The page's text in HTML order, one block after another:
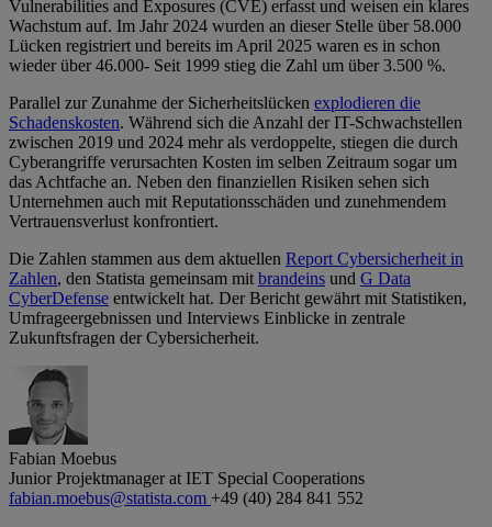
Vulnerabilities and Exposures (CVE) erfasst und weisen ein klares
Wachstum auf. Im Jahr 2024 wurden an dieser Stelle über 58.000
Lücken registriert und bereits im April 2025 waren es in schon
wieder über 46.000- Seit 1999 stieg die Zahl um über 3.500 %.
Parallel zur Zunahme der Sicherheitslücken explodieren die
Schadenskosten. Während sich die Anzahl der IT-Schwachstellen
zwischen 2019 und 2024 mehr als verdoppelte, stiegen die durch
Cyberangriffe verursachten Kosten im selben Zeitraum sogar um
das Achtfache an. Neben den finanziellen Risiken sehen sich
Unternehmen auch mit Reputationsschäden und zunehmendem
Vertrauensverlust konfrontiert.
Die Zahlen stammen aus dem aktuellen Report Cybersicherheit in
Zahlen, den Statista gemeinsam mitbrandeins und G Data
CyberDefense entwickelt hat. Der Bericht gewährt mit Statistiken,
Umfrageergebnissen und Interviews Einblicke in zentrale
Zukunftsfragen der Cybersicherheit.
Fabian Moebus
Junior Projektmanager at IET Special Cooperations
fabian.moebus@statista.com +49 (40) 284 841 552